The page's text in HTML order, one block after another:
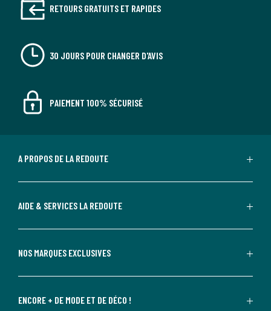
RETOURS GRATUITS ET RAPIDES
30 JOURS POUR CHANGER D'AVIS
PAIEMENT 100% SÉCURISÉ
A PROPOS DE LA REDOUTE
AIDE & SERVICES LA REDOUTE
NOS MARQUES EXCLUSIVES
ENCORE + DE MODE ET DE DÉCO !